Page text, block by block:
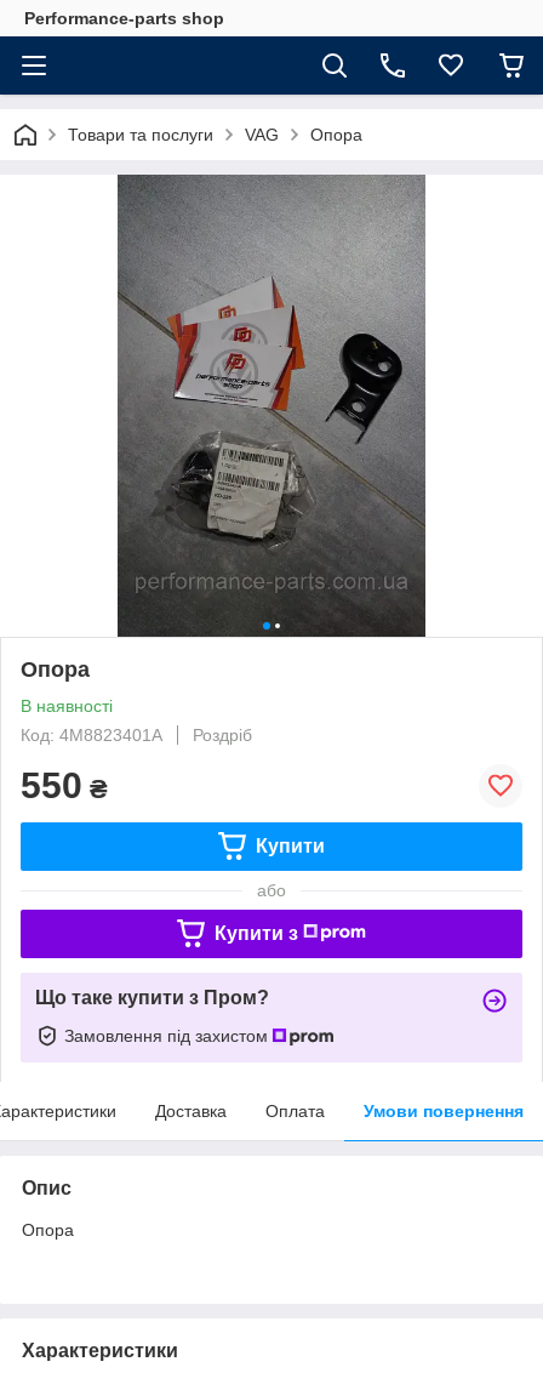
Performance-parts shop
Товари та послуги VAG Опора
Опора
В наявності
Код: 4M8823401A
Роздріб
550 ₴
Купити
або
Купити з
Що таке купити з Пром?
Замовлення під захистом
Доставка Оплата Умови повернення
Опис
Опора
Характеристики